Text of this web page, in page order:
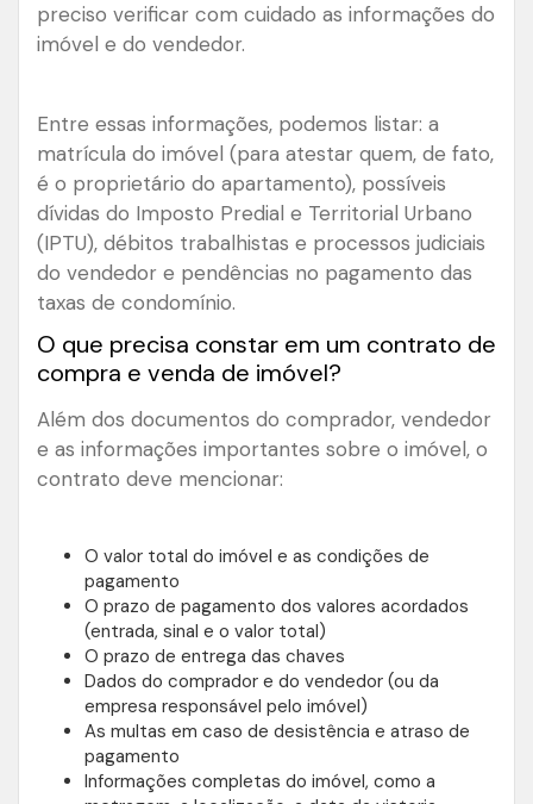
preciso verificar com cuidado as informações do
imóvel e do vendedor.
Entre essas informações, podemos listar: a
matrícula do imóvel (para atestar quem, de fato,
é o proprietário do apartamento), possíveis
dívidas do Imposto Predial e Territorial Urbano
(IPTU), débitos trabalhistas e processos judiciais
do vendedor e pendências no pagamento das
taxas de condomínio.
O que precisa constar em um contrato de
compra e venda de imóvel?
Além dos documentos do comprador, vendedor
e as informações importantes sobre o imóvel, o
contrato deve mencionar:
O valor total do imóvel e as condições de
pagamento
O prazo de pagamento dos valores acordados
(entrada, sinal e o valor total)
O prazo de entrega das chaves
Dados do comprador e do vendedor (ou da
empresa responsável pelo imóvel)
As multas em caso de desistência e atraso de
pagamento
Informações completas do imóvel, como a